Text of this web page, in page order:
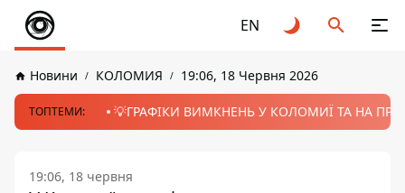
EN
Новини КОЛОМИЯ 19:06, 18 Червня 2026
ТОПТЕМИ: 💡ГРАФІКИ ВИМКНЕНЬ У КОЛОМИЇ ТА НА
19:06, 18 червня